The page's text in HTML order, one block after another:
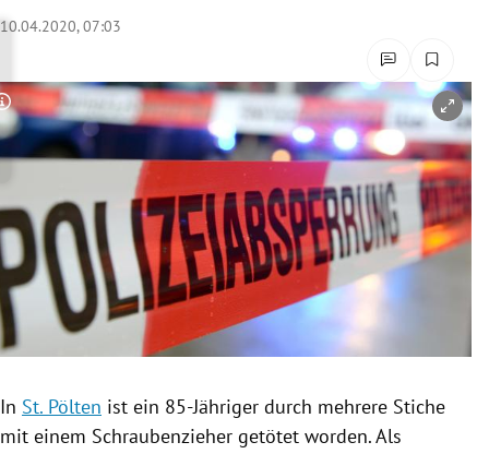
Untermenü
Untermenü
Untermenü
Untermenü
Untermenü
Untermenü
10.04.2020, 07:03
Copyright-Hinweis öffnen/schließen
In St. Pölten ist ein 85-Jähriger durch mehrere Stiche
mit einem Schraubenzieher getötet worden. Als